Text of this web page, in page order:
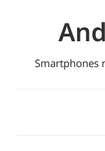
Smartphones